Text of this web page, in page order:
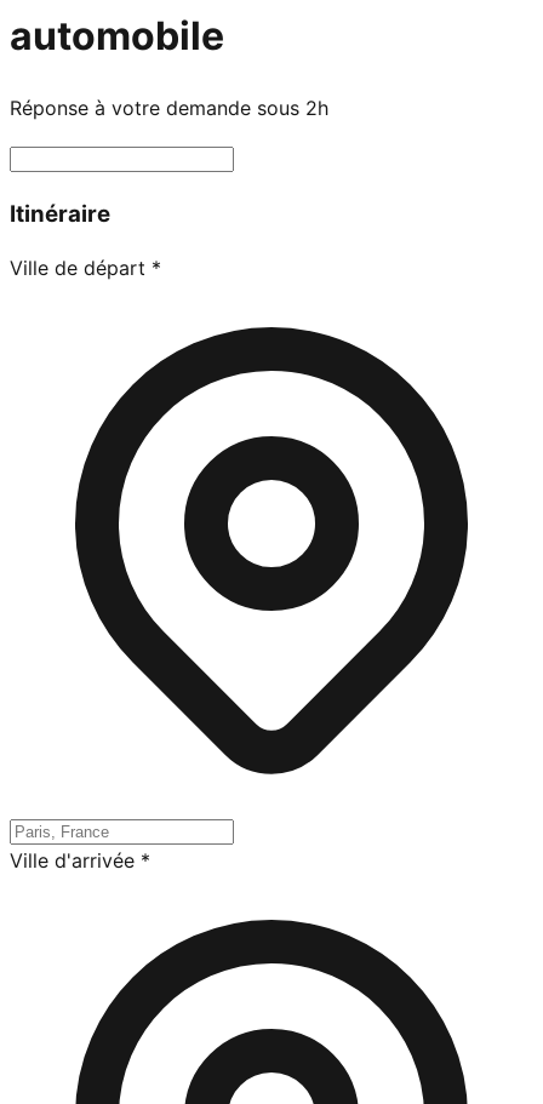
automobile
Réponse à votre demande sous 2h
Itinéraire
Ville de départ *
Ville d'arrivée *